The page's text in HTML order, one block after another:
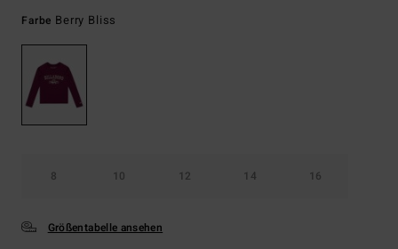
Farbe Berry Bliss
8 10 12 14 16
Größentabelle ansehen